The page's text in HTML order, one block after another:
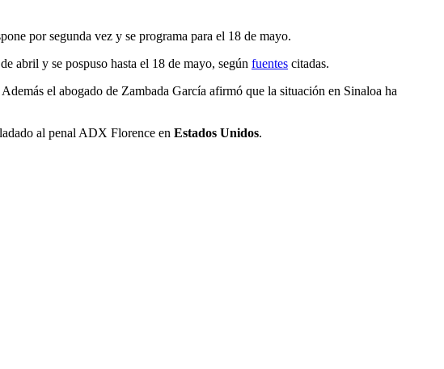
por segunda vez y se programa para el 18 de mayo.
abril y se pospuso hasta el 18 de mayo, según fuentes citadas.
el abogado de Zambada García afirmó que la situación en Sinaloa ha
al penal ADX Florence en Estados Unidos.